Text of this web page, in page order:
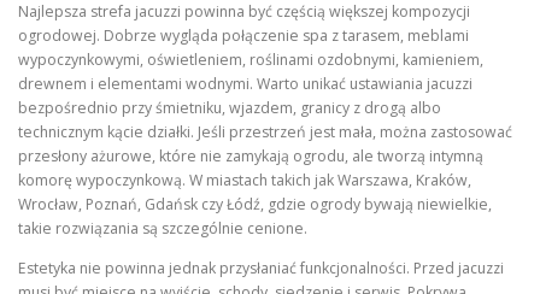
Najlepsza strefa jacuzzi powinna być częścią większej kompozycji
ogrodowej. Dobrze wygląda połączenie spa z tarasem, meblami
wypoczynkowymi, oświetleniem, roślinami ozdobnymi, kamieniem,
drewnem i elementami wodnymi. Warto unikać ustawiania jacuzzi
bezpośrednio przy śmietniku, wjazdem, granicy z drogą albo
technicznym kącie działki. Jeśli przestrzeń jest mała, można zastosować
przesłony ażurowe, które nie zamykają ogrodu, ale tworzą intymną
komorę wypoczynkową. W miastach takich jak Warszawa, Kraków,
Wrocław, Poznań, Gdańsk czy Łódź, gdzie ogrody bywają niewielkie,
takie rozwiązania są szczególnie cenione.
Estetyka nie powinna jednak przysłaniać funkcjonalności. Przed jacuzzi